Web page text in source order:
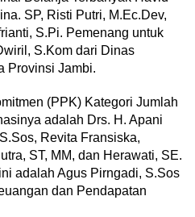
SP, Risti Putri, M.Ec.Dev,
S.Pi. Pemenang untuk
S.Kom dari Dinas
Provinsi Jambi.
(PPK) Kategori Jumlah
adalah Drs. H. Apani
Revita Fransiska,
ST, MM, dan Herawati, SE.
adalah Agus Pirngadi, S.Sos
dan Pendapatan